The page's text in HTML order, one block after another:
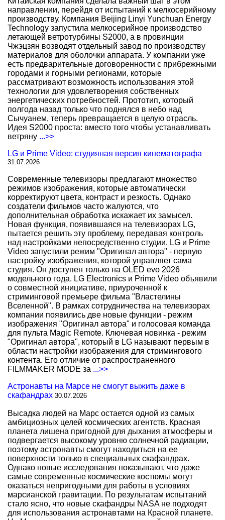
направлении, перейдя от испытаний к мелкосерийному
производству. Компания Beijing Linyi Yunchuan Energy
Technology запустила мелкосерийное производство
летающей ветротурбины S2000, а в провинции
Чжэцзян возводят отдельный завод по производству
материалов для оболочки аппарата. У компании уже
есть предварительные договоренности с прибрежными
городами и горными регионами, которые
рассматривают возможность использования этой
технологии для удовлетворения собственных
энергетических потребностей. Прототип, который
полгода назад только что поднялся в небо над
Сычуанем, теперь превращается в целую отрасль.
Идея S2000 проста: вместо того чтобы устанавливать
ветряну ...>>
LG и Prime Video: студияная версия кинематографа
31.07.2026
Современные телевизоры предлагают множество
режимов изображения, которые автоматически
корректируют цвета, контраст и резкость. Однако
создатели фильмов часто жалуются, что
дополнительная обработка искажает их замысел.
Новая функция, появившаяся на телевизорах LG,
пытается решить эту проблему, передавая контроль
над настройками непосредственно студии. LG и Prime
Video запустили режим "Оригинал автора" - первую
настройку изображения, которой управляет сама
студия. Он доступен только на OLED evo 2026
модельного года. LG Electronics и Prime Video объявили
о совместной инициативе, приуроченной к
стриминговой премьере фильма "Властелины
Вселенной". В рамках сотрудничества на телевизорах
компании появились две новые функции - режим
изображения "Оригинал автора" и голосовая команда
для пульта Magic Remote. Ключевая новинка - режим
"Оригинал автора", который в LG называют первым в
области настройки изображения для стримингового
контента. Его отличие от распространенного
FILMMAKER MODE за ...>>
Астронавты на Марсе не смогут выжить даже в
скафандрах 30.07.2026
Высадка людей на Марс остается одной из самых
амбициозных целей космических агентств. Красная
планета лишена пригодной для дыхания атмосферы и
подвергается высокому уровню солнечной радиации,
поэтому астронавты смогут находиться на ее
поверхности только в специальных скафандрах.
Однако новые исследования показывают, что даже
самые современные космические костюмы могут
оказаться непригодными для работы в условиях
марсианской гравитации. По результатам испытаний
стало ясно, что новые скафандры NASA не подходят
для использования астронавтами на Красной планете.